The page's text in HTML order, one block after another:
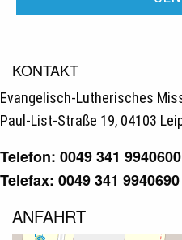
KONTAKT
Evangelisch-Lutherisches
Paul-List-Straße 19, 04103
Telefon: 0049 341 9940600
Telefax: 0049 341 9940690
ANFAHRT